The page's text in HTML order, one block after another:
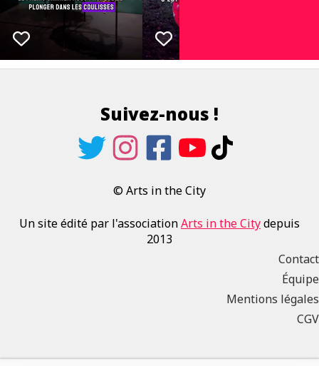
Suivez-nous !
© Arts in the City
Un site édité par l'associationArts in the Citydepuis
2013
Contact
Équipe
Mentions légales
CGV